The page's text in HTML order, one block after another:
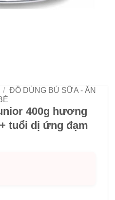
/ ĐỒ DÙNG BÚ SỮA - ĂN
400g hương
tuổi dị ứng đạm